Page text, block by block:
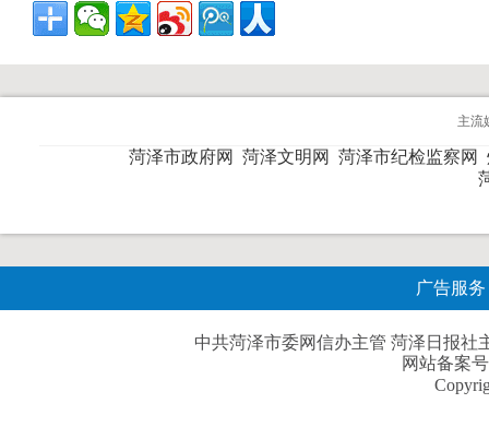
主流
菏泽市政府网 菏泽文明网 菏泽市纪检监察网
广告服务
中共菏泽市委网信办主管 菏泽日报社
网站备案